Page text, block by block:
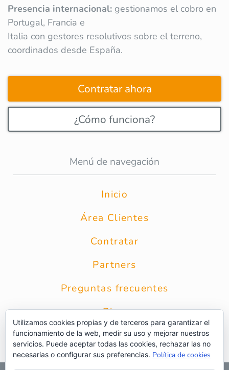
Presencia internacional: gestionamos el cobro en
Portugal, Francia e
Italia con gestores resolutivos sobre el terreno,
coordinados desde España.
Contratar ahora
¿Cómo funciona?
Menú de navegación
Inicio
Área Clientes
Contratar
Partners
Preguntas frecuentes
Blog
Contacto
Utilizamos cookies propias y de terceros para garantizar el
funcionamiento de la web, medir su uso y mejorar nuestros
servicios. Puede aceptar todas las cookies, rechazar las no
necesarias o configurar sus preferencias. Política de cookies